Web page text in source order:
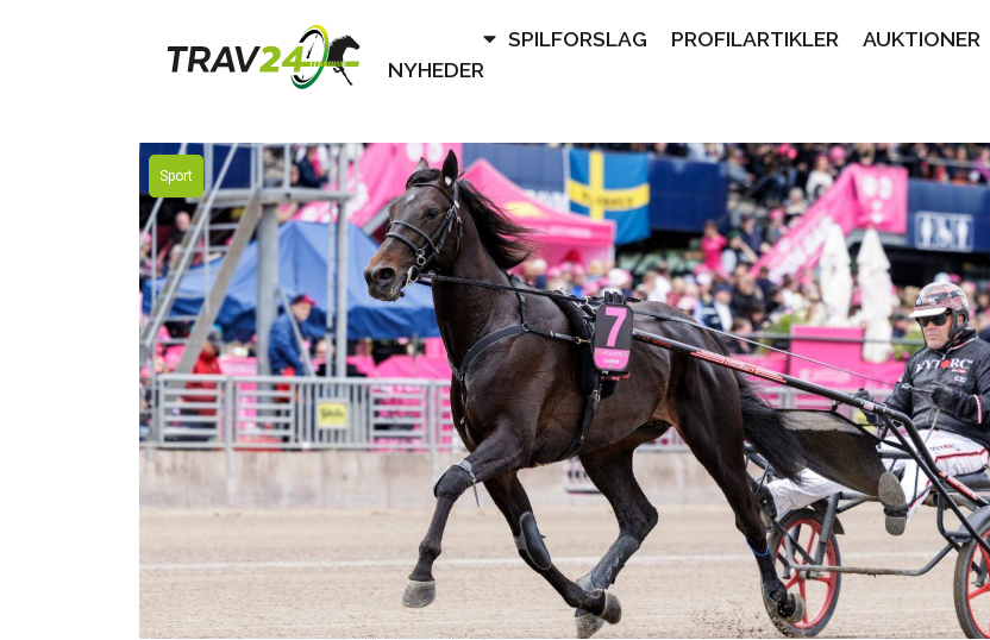
Sport
NYHEDER
SPILFORSLAG PROFILARTIKLER AUKTIONER